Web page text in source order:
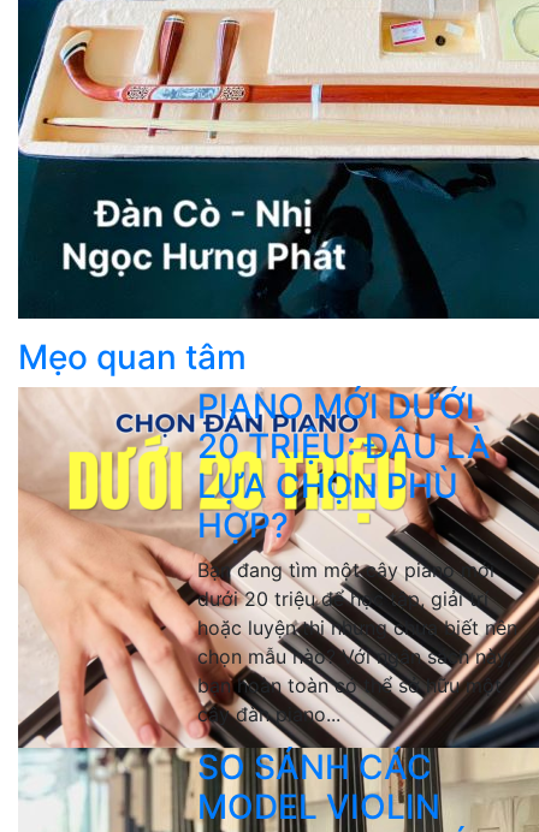
Mẹo quan tâm
PIANO MỚI DƯỚI
20 TRIỆU: ĐÂU LÀ
LỰA CHỌN PHÙ
HỢP?
Bạn đang tìm một cây piano mới
dưới 20 triệu để học tập, giải trí
hoặc luyện thi nhưng chưa biết nên
chọn mẫu nào? Với ngân sách này,
bạn hoàn toàn có thể sở hữu một
cây đàn piano...
SO SÁNH CÁC
MODEL VIOLIN